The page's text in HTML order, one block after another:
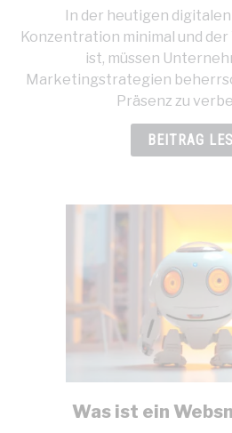
um
in
der
Welt
zu
In der heutigen
Konzentration minimal und
ist, müssen
Marketingstrategien
Präsenz zu
BEITRAG
link
Was ist ein